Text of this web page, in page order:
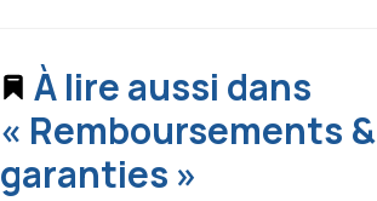
À lire aussi dans
« Remboursements &
garanties »